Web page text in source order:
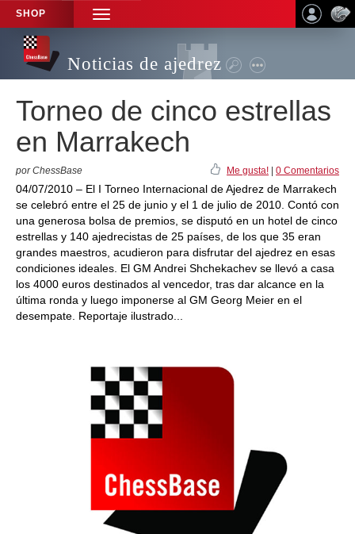
SHOP
TOGGLE
NAVIGATION
Noticias de ajedrez
Torneo de cinco estrellas
en Marrakech
por ChessBase Me gusta! 0 Comentarios
04/07/2010 – El I Torneo Internacional de Ajedrez de Marrakech
se celebró entre el 25 de junio y el 1 de julio de 2010. Contó con
una generosa bolsa de premios, se disputó en un hotel de cinco
estrellas y 140 ajedrecistas de 25 países, de los que 35 eran
grandes maestros, acudieron para disfrutar del ajedrez en esas
condiciones ideales. El GM Andrei Shchekachev se llevó a casa
los 4000 euros destinados al vencedor, tras dar alcance en la
última ronda y luego imponerse al GM Georg Meier en el
desempate. Reportaje ilustrado...